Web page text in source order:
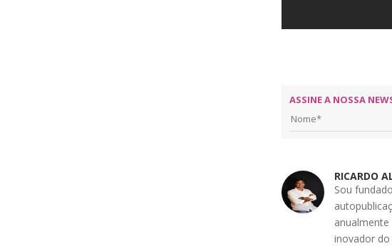
ASSINE A NOSSA
RICARDO
Sou
inovador